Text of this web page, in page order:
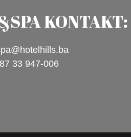
KONTAKT:
33 947-006